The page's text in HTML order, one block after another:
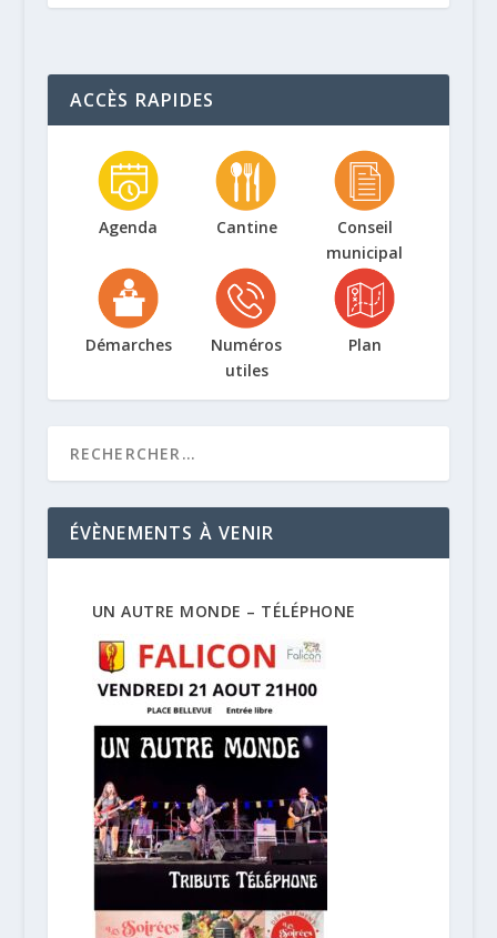
ACCÈS RAPIDES
Agenda Cantine
Conseil
municipal
Démarches
Numéros
utiles
Plan
ÉVÈNEMENTS À VENIR
UN AUTRE MONDE – TÉLÉPHONE